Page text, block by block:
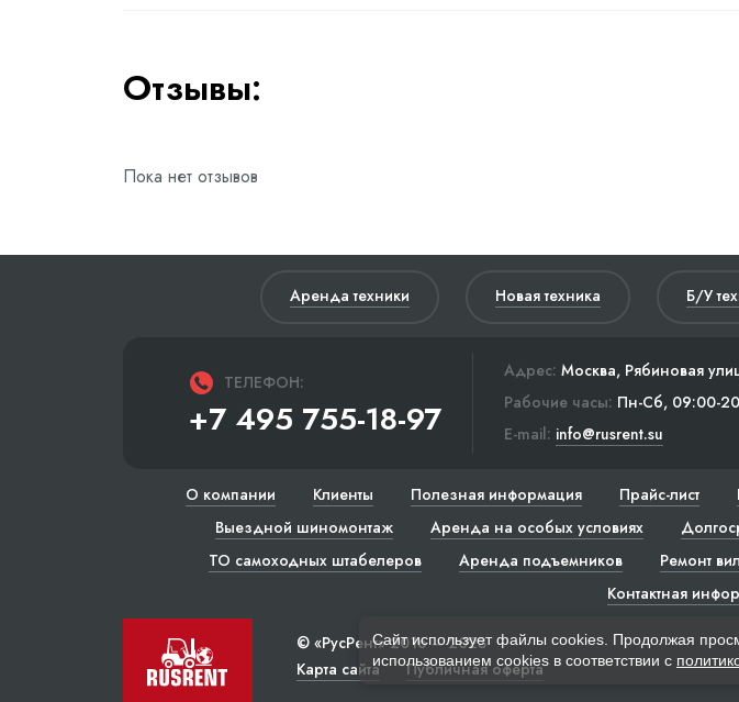
Отзывы:
Пока нет отзывов
Аренда техники Новая техника Б/У
ТЕЛЕФОН:
+7 495 755-18-97
Адрес: Москва, Рябиновая
Рабочие часы: Пн-Сб, 09:00-
E-mail: info@rusrent.su
О компании Клиенты Полезная информация Прайс-лист
Выездной шиномонтаж
Аренда на особых условиях
ТО самоходных штабелеров
Аренда подъемников Ремонт
Контактная
© «РусРент» 2016 – 2023
Карта сайта
Публичная оферта
Сайт использует файлы cookies. Продолжая
использованием cookies в соответствии с